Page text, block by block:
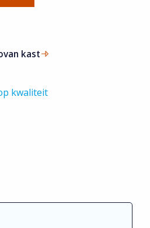
kast
kwaliteit